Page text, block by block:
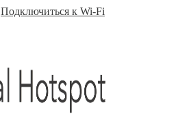
Подключиться к Wi-Fi